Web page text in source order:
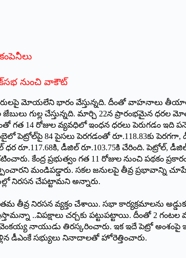
నుంచి వాకౌట్‌
మోయలేని భారం వేస్తున్నది. దీంతో వాహనాలు
గుల్ల చేస్తున్నది. మార్చి 22న ప్రారంభమైన ధరల
14 రోజుల వ్యవధిలో ఇంధన ధరలు పెరుగడం ఇది
పెట్రోల్‌పై 84 పైసలు పెరగడంతో రూ.118.83కు
డీజిల్‌ ‌రూ.103.75కి చేరింది. పెట్రోల్‌,
కేంద్ర ప్రభుత్వం గత 11 రోజుల నుంచి పథకం
మండిపడ్డారు. సకల జనులపై తీవ్ర ప్రభావాన్ని చూపే
నిరసన చేపట్టామని అన్నారు.
తీవ్ర నిరసన వ్యక్తం చేశాయి. సభా కార్యక్రమాలను
..విపక్షాలు చర్చకు పట్టుపట్టాయి. దీంతో 2
‌వెంకయ్య నాయుడు తిరస్కరించారు. ఇక ఇదే పెట్రో
డీఎంకే సభ్యులు నినాదాలతో హోరెత్తించారు.